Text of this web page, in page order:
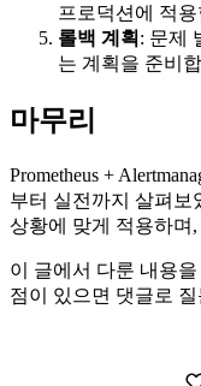
프로덕션에 적
롤백 계획 : 문제
는 계획을 준비
마무리
Prometheus +
부터 실전까지 살펴보
상황에 맞게 적용하며
이 글에서 다룬 내용
점이 있으면 댓글로